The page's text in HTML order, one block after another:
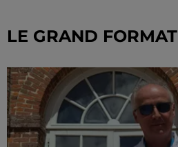
LE GRAND FORMAT